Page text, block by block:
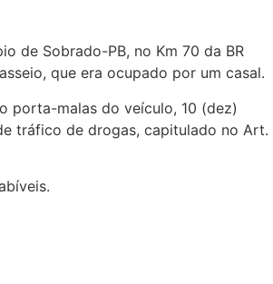
de Sobrado-PB, no Km 70 da BR
que era ocupado por um casal.
porta-malas do veículo, 10 (dez)
tráfico de drogas, capitulado no Art.